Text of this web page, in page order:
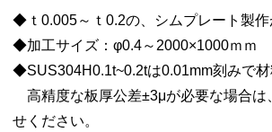
◆ｔ0.005～ｔ0.2の、シムプレート製作
◆加工サイズ：φ0.4～2000×1000ｍｍ
◆SUS304H0.1t~0.2tは0.01mm刻みで材
高精度な板厚公差±3μが必要な場合は
せください。